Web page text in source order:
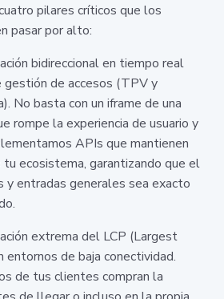
pilares críticos que los
pasar por alto:
bidireccional en tiempo real
de accesos (TPV y
No basta con un iframe de una
rompe la experiencia de usuario y
APIs que mantienen
ecosistema, garantizando que el
y entradas generales sea exacto
extrema del LCP (Largest
de baja conectividad.
de tus clientes compran la